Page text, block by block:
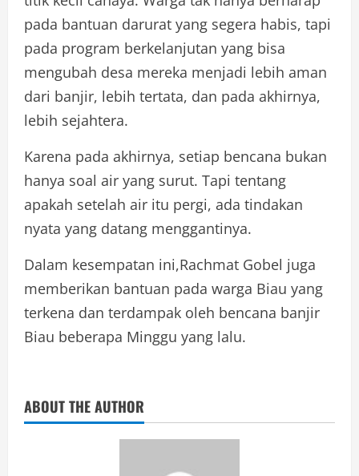
pada bantuan darurat yang segera habis, tapi
pada program berkelanjutan yang bisa
mengubah desa mereka menjadi lebih aman
dari banjir, lebih tertata, dan pada akhirnya,
lebih sejahtera.
Karena pada akhirnya, setiap bencana bukan
hanya soal air yang surut. Tapi tentang
apakah setelah air itu pergi, ada tindakan
nyata yang datang menggantinya.
Dalam kesempatan ini,Rachmat Gobel juga
memberikan bantuan pada warga Biau yang
terkena dan terdampak oleh bencana banjir
Biau beberapa Minggu yang lalu.
ABOUT THE AUTHOR